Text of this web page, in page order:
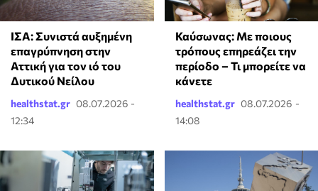
ΙΣΑ: Συνιστά αυξημένη
επαγρύπνηση στην
Αττική για τον ιό του
Δυτικού Νείλου
healthstat.gr 08.07.2026 -
12:34
Καύσωνας: Με ποιους
τρόπους επηρεάζει την
περίοδο – Τι μπορείτε να
κάνετε
healthstat.gr 08.07.2026 -
14:08